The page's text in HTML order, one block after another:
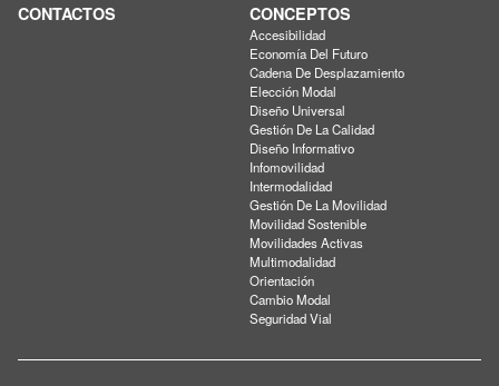
CONTACTOS CONCEPTOS
Accesibilidad
Economía Del Futuro
Cadena De Desplazamiento
Elección Modal
Diseño Universal
Gestión De La Calidad
Diseño Informativo
Infomovilidad
Intermodalidad
Gestión De La Movilidad
Movilidad Sostenible
Movilidades Activas
Multimodalidad
Orientación
Cambio Modal
Seguridad Vial